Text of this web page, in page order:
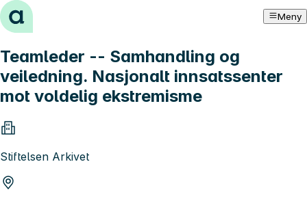
Hopp til innhold Meny
Teamleder -- Samhandling og
veiledning. Nasjonalt innsatssenter
mot voldelig ekstremisme
Stiftelsen Arkivet